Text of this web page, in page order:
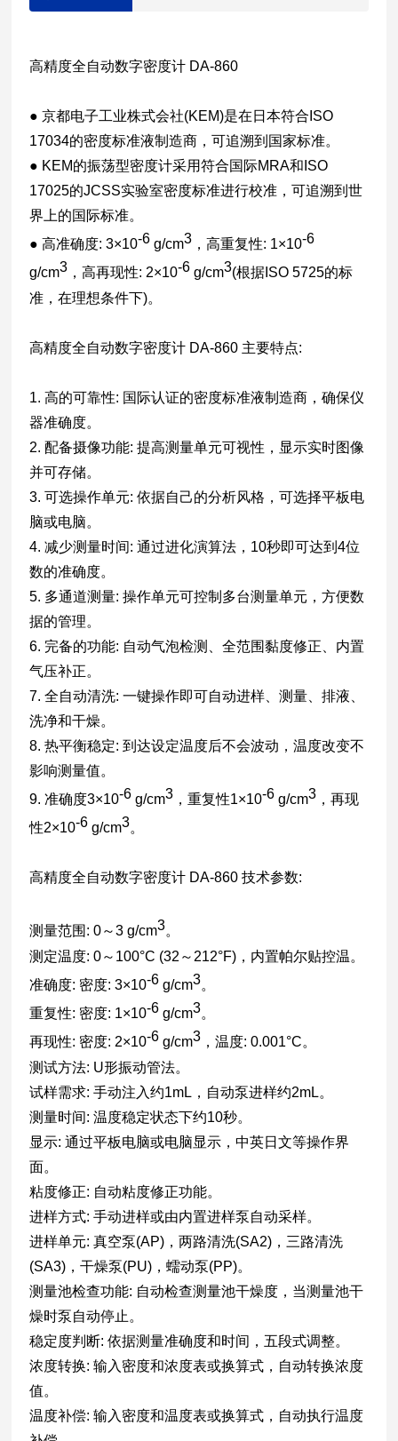
高精度全自动数字密度计 DA-860
● 京都电子工业株式会社(KEM)是在日本符合ISO
17034的密度标准液制造商，可追溯到国家标准。
● KEM的振荡型密度计采用符合国际MRA和ISO
17025的JCSS实验室密度标准进行校准，可追溯到世
界上的国际标准。
● 高准确度: 3×10-6 g/cm3 ，高重复性: 1×10-6
g/cm3 ，高再现性: 2×10-6 g/cm3(根据ISO 5725的标
准，在理想条件下)。
高精度全自动数字密度计 DA-860 主要特点:
1. 高的可靠性: 国际认证的密度标准液制造商，确保仪
器准确度。
2. 配备摄像功能: 提高测量单元可视性，显示实时图像
并可存储。
3. 可选操作单元: 依据自己的分析风格，可选择平板电
脑或电脑。
4. 减少测量时间: 通过进化演算法，10秒即可达到4位
数的准确度。
5. 多通道测量: 操作单元可控制多台测量单元，方便数
据的管理。
6. 完备的功能: 自动气泡检测、全范围黏度修正、内置
气压补正。
7. 全自动清洗: 一键操作即可自动进样、测量、排液、
洗净和干燥。
8. 热平衡稳定: 到达设定温度后不会波动，温度改变不
影响测量值。
9. 准确度3×10-6 g/cm3 ，重复性1×10-6 g/cm3 ，再现
性2×10-6 g/cm3。
高精度全自动数字密度计 DA-860 技术参数:
测量范围: 0～3 g/cm3。
测定温度: 0～100°C (32～212°F)，内置帕尔贴控温。
准确度: 密度: 3×10-6 g/cm3。
重复性: 密度: 1×10-6 g/cm3。
再现性: 密度: 2×10-6 g/cm3 ，温度: 0.001°C。
测试方法: U形振动管法。
试样需求: 手动注入约1mL，自动泵进样约2mL。
测量时间: 温度稳定状态下约10秒。
显示: 通过平板电脑或电脑显示，中英日文等操作界
面。
粘度修正: 自动粘度修正功能。
进样方式: 手动进样或由内置进样泵自动采样。
进样单元: 真空泵(AP)，两路清洗(SA2)，三路清洗
(SA3)，干燥泵(PU)，蠕动泵(PP)。
测量池检查功能: 自动检查测量池干燥度，当测量池干
燥时泵自动停止。
稳定度判断: 依据测量准确度和时间，五段式调整。
浓度转换: 输入密度和浓度表或换算式，自动转换浓度
值。
温度补偿: 输入密度和温度表或换算式，自动执行温度